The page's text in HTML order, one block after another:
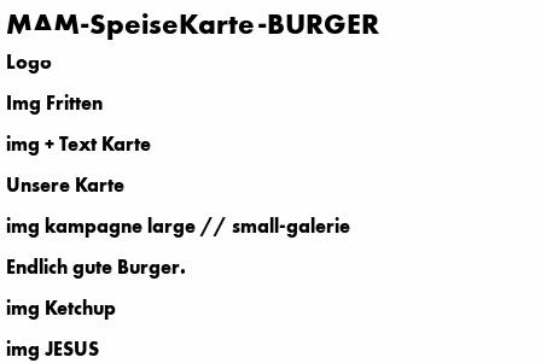
MAM-SpeiseKarte-BURGER
Logo
Img Fritten
img + Text Karte
Unsere Karte
img kampagne large // small-galerie
Endlich gute Burger.
img Ketchup
img JESUS